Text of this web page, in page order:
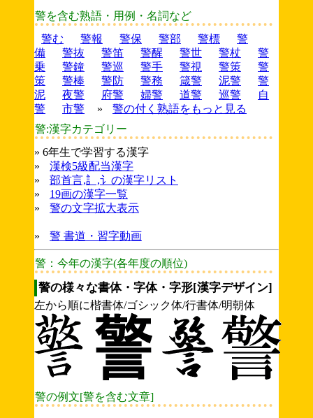
警を含む熟語・用例・名詞など
警む
警報 警保 警部 警標
警
備
警抜 警笛 警醒 警世 警杖
警
乗
警鐘 警巡 警手 警視 警策
警
策
警棒 警防 警務 箴警 泥警
警
泥
夜警 府警 婦警 道警 巡警
自
警
市警 »
警の付く熟語をもっと見る
警:漢字カテゴリー
» 6年生で学習する漢字
»
漢検5級配当漢字
»
部首言,訁,讠の漢字リスト
»
19画の漢字一覧
»
警の文字拡大表示
» 警 書道・習字動画
警：今年の漢字(各年度の順位)
警の様々な書体・字体・字形[漢字デザイン]
左から順に楷書体/ゴシック体/行書体/明朝体
警の例文[警を含む文章]